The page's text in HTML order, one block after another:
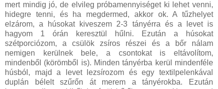
mert mindig jó, de elvileg próbamennyiséget ki lehet venni,
hidegre tenni, és ha megdermed, akkor ok. A tűzhelyet
elzárom, a húsokat kiveszem 2-3 tányérra és a levet is
hagyom 1 órán keresztül hűlni. Ezután a húsokat
szétporciózom, a csülök zsíros részei és a bőr nálam
nemigen kerülnek bele, a csontokat is eltávolítom,
mindenből (körömből is). Minden tányérba kerül mindenféle
húsból, majd a levet lezsírozom és egy textilpelenkával
duplán bélelt szűrőn át merem a tányérokba. Ezután